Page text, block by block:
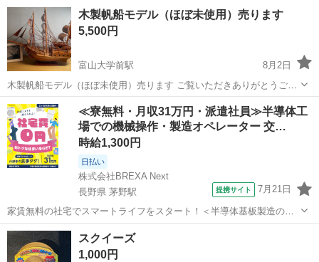
富山 高岡市 おもちゃ 夏目友人帳
木製帆船モデル（ほぼ未使用）売ります
5,500円
富山大学前駅
8月2日
木製帆船モデル（ほぼ未使用）売ります ご覧いただきありがとうござ
います。 とても美しい 木製の帆船モデル をお譲りします。 ✔ サイ
ズ：縦55cm × 横45cm × 幅11cm ✔ 状態：ほぼ未使用・展示のみ ✔ 目
立つ傷...
富山 富山市 富山大学前駅 その他 帆船
≪寮無料・月収31万円・派遣社員≫半導体工
場での機械操作・製造オペレーター 交…
時給1,300円
日払い
株式会社BREXA Next
長野県 茅野駅
提携サイト 7月21日
家賃無料の社宅でスマートライフをスタート！＜半導体基板製造の機
械操作・検査＞ランチ代もかからないオトクな職場◎／稼ぎもしっか
り！月収例31万円／長野県茅野市 半導体基板の製造・検査 クリーンル
ーム内で、半導体基板の製造や検...
長野 茅野市 茅野駅 その他
スクイーズ
1,000円